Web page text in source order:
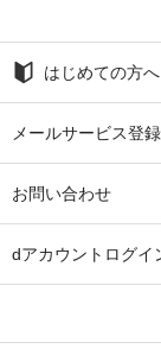
はじめての方へ
メールサービス登
お問い合わせ
dアカウントログイ